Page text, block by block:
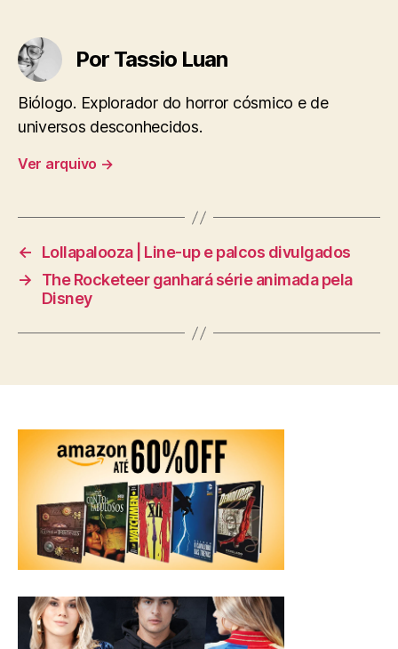
Por Tassio Luan
Biólogo. Explorador do horror cósmico e de
universos desconhecidos.
Ver arquivo →
←
Lollapalooza | Line-up e palcos divulgados
→
The Rocketeer ganhará série animada pela
Disney